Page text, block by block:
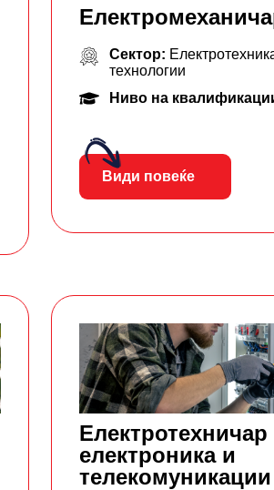
Сектор:
технологии
Ниво на
Види повеќе
Електротехничар
електроника и
телекомуникации